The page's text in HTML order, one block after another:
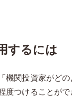
するには
機関投資家がど
度つけることが